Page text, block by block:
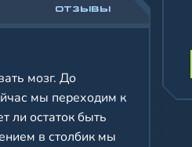
мозг. До
мы переходим к
ли остаток быть
в столбик мы
ОТЗЫВЫ